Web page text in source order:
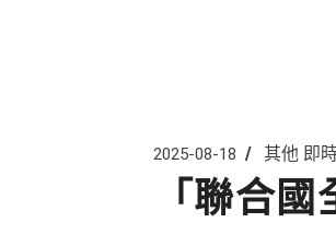
2025-08-18 其他 即
「聯合